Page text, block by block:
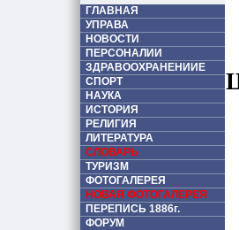
ГЛАВНАЯ
УПРАВА
НОВОСТИ
ПЕРСОНАЛИИ
ЗДРАВООХРАНЕНИИЕ
СПОРТ
НАУКА
ИСТОРИЯ
РЕЛИГИЯ
ЛИТЕРАТУРА
СЛОВАРЬ
ТУРИЗМ
ФОТОГАЛЕРЕЯ
НОВАЯ ФОТОГАЛЕРЕЯ
ПЕРЕПИСЬ 1886г.
ФОРУМ